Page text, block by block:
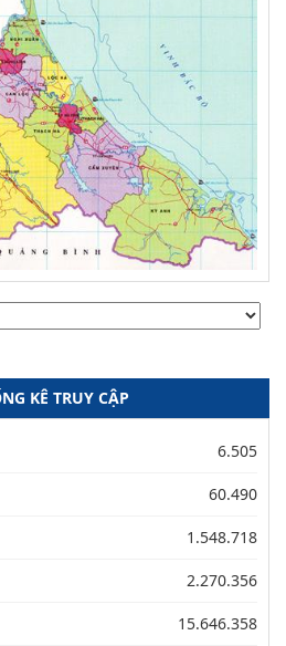
KÊ TRUY CẬP
6.505
60.490
1.548.718
2.270.356
15.646.358